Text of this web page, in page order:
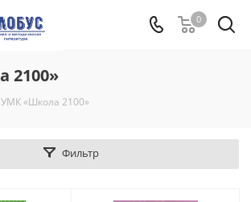
0
2100»
УМК «Школа 2100»
Фильтр